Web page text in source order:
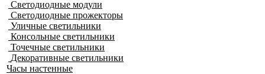
Светодиодные модули
Светодиодные прожекторы
Уличные светильники
Консольные светильники
Точечные светильники
Декоративные светильники
Часы настенные